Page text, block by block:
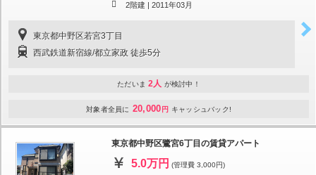
2階建 | 2011年03月
東京都中野区若宮3丁目
西武鉄道新宿線/都立家政 徒歩5分
ただいま 2人 が検討中！
対象者全員に 20,000 円 キャッシュバック!
東京都中野区鷺宮6丁目の賃貸アパート
5.0万円 (管理費 3,000円)